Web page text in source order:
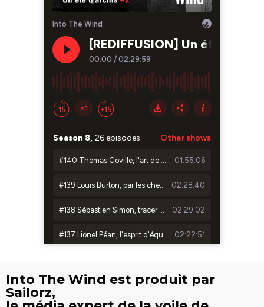
Into The Wind est produit par
Sailorz,